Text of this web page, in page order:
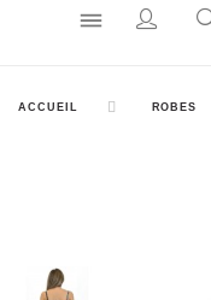
ACCUEIL ROBES